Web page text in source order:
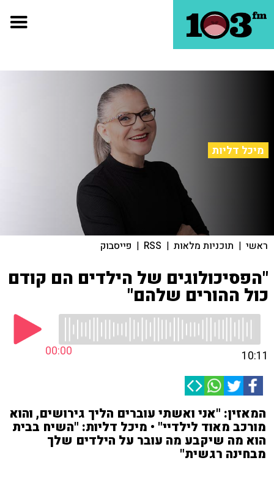
מיכל דליות
ראשי | תוכניות מלאות |
RSS
| פייסבוק
"הפסיכולוגים של הילדים הם קודם
כול ההורים שלהם"
00:00 10:11
המאזין: "אני ואשתי עוברים הליך גירושים, והוא
מורכב מאוד לילדיי" • מיכל דליות: "השיח בבית
הוא מה שיקבע מה עובר על הילדים שלך
מבחינה רגשית"